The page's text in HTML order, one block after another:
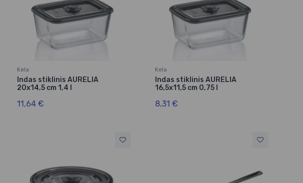
Kela
Indas stiklinis AURELIA
20x14,5 cm 1,4 l
11,64 €
Kela
Indas stiklinis AURELIA
16,5x11,5 cm 0,75 l
8,31 €